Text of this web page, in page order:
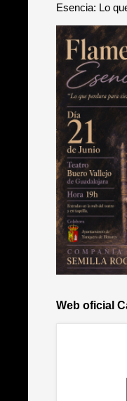
Esencia: Lo
Web oficial